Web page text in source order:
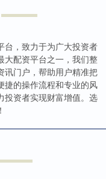
台，致力于为广大投资者
大配资平台之一，我们整
讯门户，帮助用户精准把
捷的操作流程和专业的风
投资者实现财富增值。选